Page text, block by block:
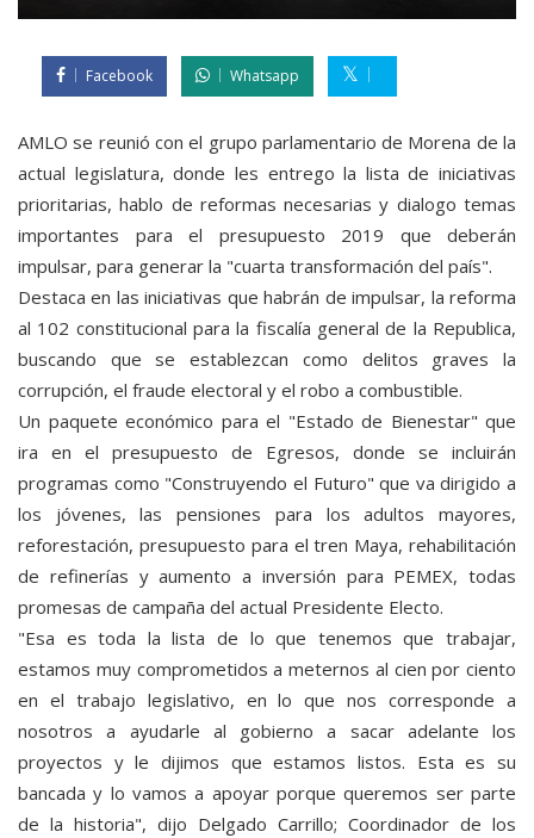
Facebook Whatsapp
AMLO se reunió con el grupo parlamentario de Morena de la
actual legislatura, donde les entrego la lista de iniciativas
prioritarias, hablo de reformas necesarias y dialogo temas
importantes para el presupuesto 2019 que deberán
impulsar, para generar la "cuarta transformación del país".
Destaca en las iniciativas que habrán de impulsar, la reforma
al 102 constitucional para la fiscalía general de la Republica,
buscando que se establezcan como delitos graves la
corrupción, el fraude electoral y el robo a combustible.
Un paquete económico para el "Estado de Bienestar" que
ira en el presupuesto de Egresos, donde se incluirán
programas como "Construyendo el Futuro" que va dirigido a
los jóvenes, las pensiones para los adultos mayores,
reforestación, presupuesto para el tren Maya, rehabilitación
de refinerías y aumento a inversión para PEMEX, todas
promesas de campaña del actual Presidente Electo.
"Esa es toda la lista de lo que tenemos que trabajar,
estamos muy comprometidos a meternos al cien por ciento
en el trabajo legislativo, en lo que nos corresponde a
nosotros a ayudarle al gobierno a sacar adelante los
proyectos y le dijimos que estamos listos. Esta es su
bancada y lo vamos a apoyar porque queremos ser parte
de la historia", dijo Delgado Carrillo; Coordinador de los